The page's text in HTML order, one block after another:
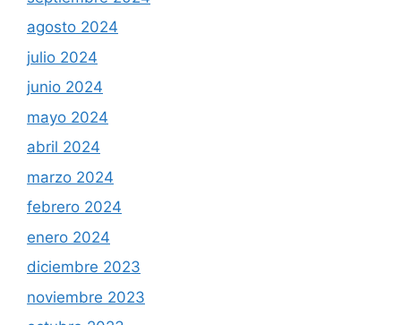
agosto 2024
julio 2024
junio 2024
mayo 2024
abril 2024
marzo 2024
febrero 2024
enero 2024
diciembre 2023
noviembre 2023